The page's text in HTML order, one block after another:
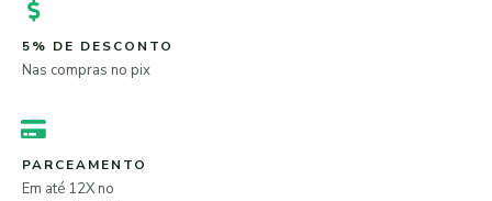
5% DE DESCONTO
Nas compras no pix
PARCEAMENTO
Em até 12X no